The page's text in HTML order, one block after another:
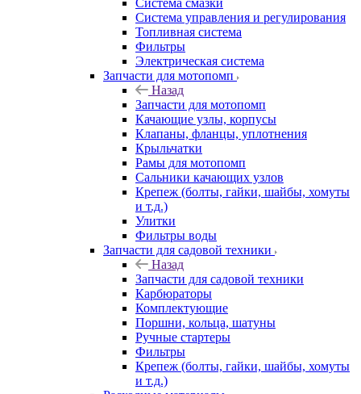
Система смазки
Система управления и регулирования
Топливная система
Фильтры
Электрическая система
Запчасти для мотопомп
Назад
Запчасти для мотопомп
Качающие узлы, корпусы
Клапаны, фланцы, уплотнения
Крыльчатки
Рамы для мотопомп
Сальники качающих узлов
Крепеж (болты, гайки, шайбы, хомуты
и т.д.)
Улитки
Фильтры воды
Запчасти для садовой техники
Назад
Запчасти для садовой техники
Карбюраторы
Комплектующие
Поршни, кольца, шатуны
Ручные стартеры
Фильтры
Крепеж (болты, гайки, шайбы, хомуты
и т.д.)